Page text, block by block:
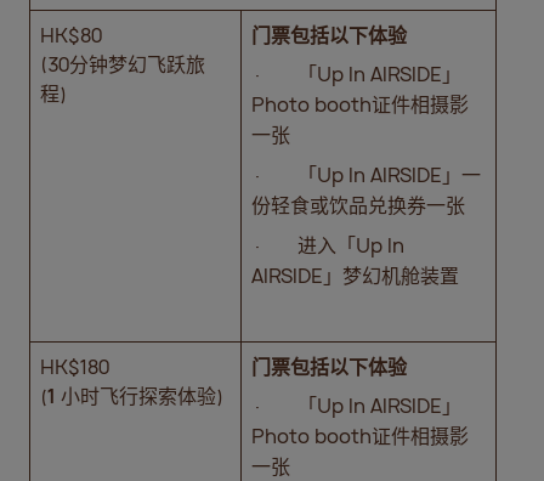
HK$80
(30分钟梦幻飞跃旅
程)
门票包括以下体验
· 「Up In AIRSIDE」
Photo booth证件相摄影
一张
· 「Up In AIRSIDE」一
份轻食或饮品兑换券一张
· 进入「Up In
AIRSIDE」梦幻机舱装置
HK$180
(1 小时飞行探索体验)
门票包括以下体验
· 「Up In AIRSIDE」
Photo booth证件相摄影
一张